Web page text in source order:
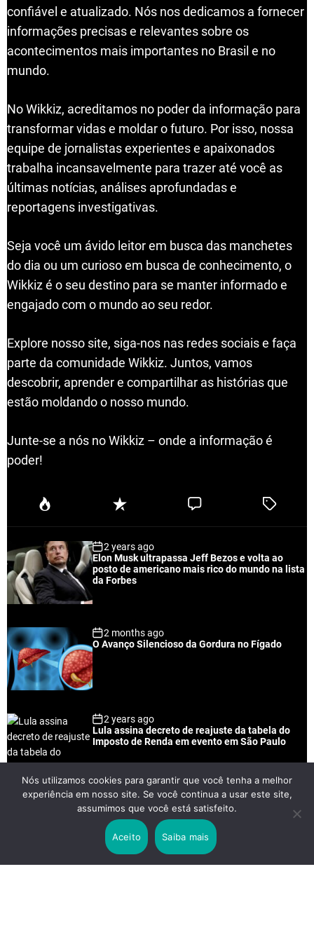
confiável e atualizado. Nós nos dedicamos a fornecer
informações precisas e relevantes sobre os
acontecimentos mais importantes no Brasil e no
mundo.
No Wikkiz, acreditamos no poder da informação para
transformar vidas e moldar o futuro. Por isso, nossa
equipe de jornalistas experientes e apaixonados
trabalha incansavelmente para trazer até você as
últimas notícias, análises aprofundadas e
reportagens investigativas.
Seja você um ávido leitor em busca das manchetes
do dia ou um curioso em busca de conhecimento, o
Wikkiz é o seu destino para se manter informado e
engajado com o mundo ao seu redor.
Explore nosso site, siga-nos nas redes sociais e faça
parte da comunidade Wikkiz. Juntos, vamos
descobrir, aprender e compartilhar as histórias que
estão moldando o nosso mundo.
Junte-se a nós no Wikkiz – onde a informação é
poder!
P
u
a
r
R
e
n
t
C
e
T
e
2 years ago
Elon Musk ultrapassa Jeff Bezos e volta ao
posto de americano mais rico do mundo na lista
da Forbes
2 months ago
O Avanço Silencioso da Gordura no Fígado
2 years ago
Lula assina decreto de reajuste da tabela do
Imposto de Renda em evento em São Paulo
2 years ago
Lei Rouanet e Petrobras financiam evento em
que Lula pediu votos para Boulos
Nós utilizamos cookies para garantir que você tenha a melhor
experiência em nosso site. Se você continua a usar este site,
assumimos que você está satisfeito.
Aceito Saiba mais